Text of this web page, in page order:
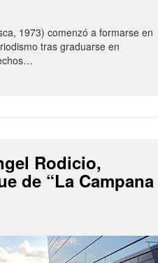
1973) comenzó a formarse en
tras graduarse en
Rodicio,
de “La Campana